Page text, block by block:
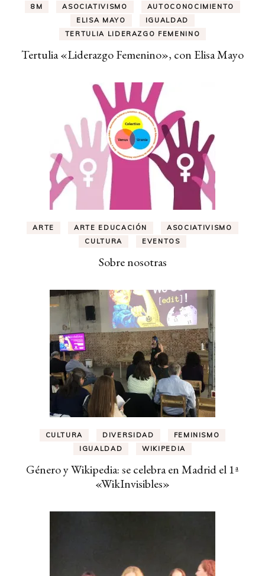
8M ASOCIATIVISMO
AUTOCONOCIMIENTO
ELISA MAYO
IGUALDAD
TERTULIA LIDERAZGO FEMENINO
Tertulia «Liderazgo Femenino», con Elisa Mayo
ARTE ARTE EDUCACIÓN
ASOCIATIVISMO
CULTURA
EVENTOS
Sobre nosotras
CULTURA DIVERSIDAD
FEMINISMO
IGUALDAD
WIKIPEDIA
Género y Wikipedia: se celebra en Madrid el 1ª
«WikInvisibles»